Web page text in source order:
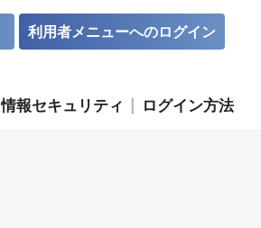
利用者メニューへのログイン
情報セキュリティ ログイン方法